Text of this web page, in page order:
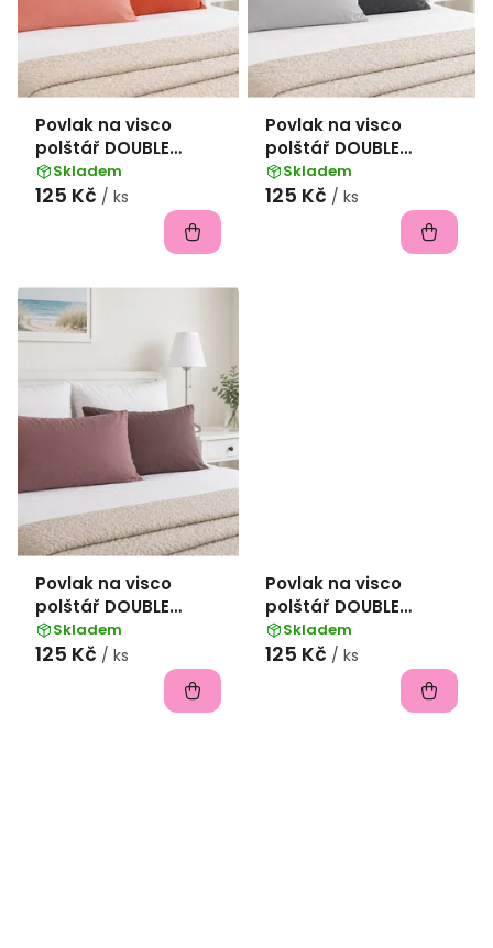
d
u
k
Povlak na visco
polštář DOUBLE
bavlna popelín
45x75 cm -
cihlová/rezavá
Skladem
125 Kč / ks
Povlak na visco
polštář DOUBLE
bavlna popelín 45x75
cm - antracitová/
Skladem
125 Kč / ks
Povlak na visco
polštář DOUBLE
bavlna popelín
45x75 cm -
Skladem
125 Kč / ks
Povlak na visco
polštář DOUBLE
bavlna popelín 45x75
cm -
meruňková/popelavá
Skladem
125 Kč / ks